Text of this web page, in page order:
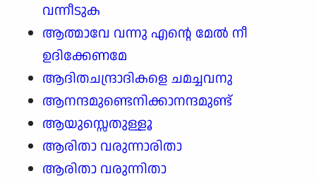
വന്നീടുക
ആത്മാവേ വന്നു എന്റെ മേൽ നീ
ഉദിക്കേണമേ
ആദിതചന്ദ്രാദികളെ ചമച്ചവനു
ആനന്ദമുണ്ടെനിക്കാനന്ദമുണ്ട്
ആയുസ്സെതുള്ളൂ
ആരിതാ വരുന്നാരിതാ
ആരിതാ വരുന്നിതാ